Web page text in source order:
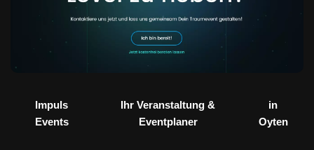
Impuls
Events
Ihr Veranstaltung &
Eventplaner
in
Oyten